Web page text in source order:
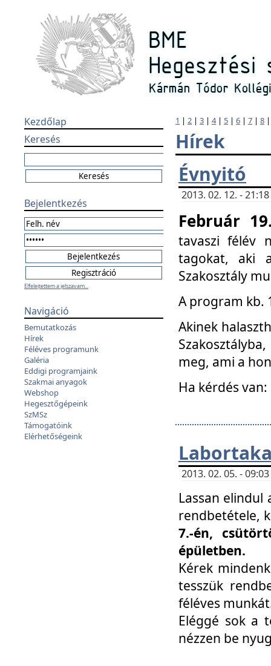
Kezdőlap
Keresés
Bejelentkezés
Elfelejtettem a jelszavam...
Navigáció
Bemutatkozás
Hírek
Féléves programunk
Galéria
Eddigi programjaink
Szakmai anyagok
Webshop
Hegesztőgépeink
SzMSz
Támogatóink
Elérhetőségeink
1 | 2 | 3 | 4| 5 | 6 | 7 | 8
Hírek
Évnyitó
2013. 02. 12. -
Február
tavaszi félév
tagokat, aki
Szakosztály
A program kb.
Akinek
meg, ami a
Ha kérdés
2013. 02. 05. -
Lassan elindul
rendbetétele,
7.-én,
épületben.
Kérek
tesszük
féléves
Eléggé sok a
nézzen be